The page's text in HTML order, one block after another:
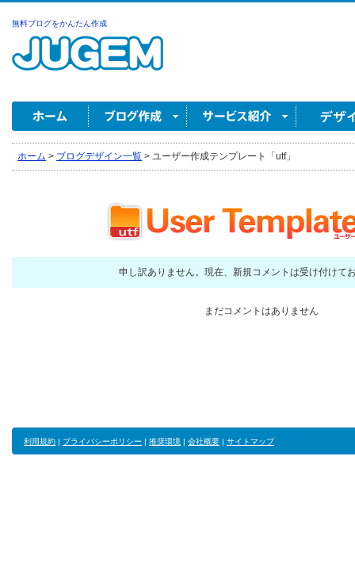
無料ブログをかんたん作成
ホーム > ブログデザイン一覧 > ユーザー作成テンプレート「utf」
申し訳ありません。現在、新規コメントは受け付けて
まだコメントはありません
利用規約 | プライバシーポリシー | 推奨環境 | 会社概要 | サイトマップ